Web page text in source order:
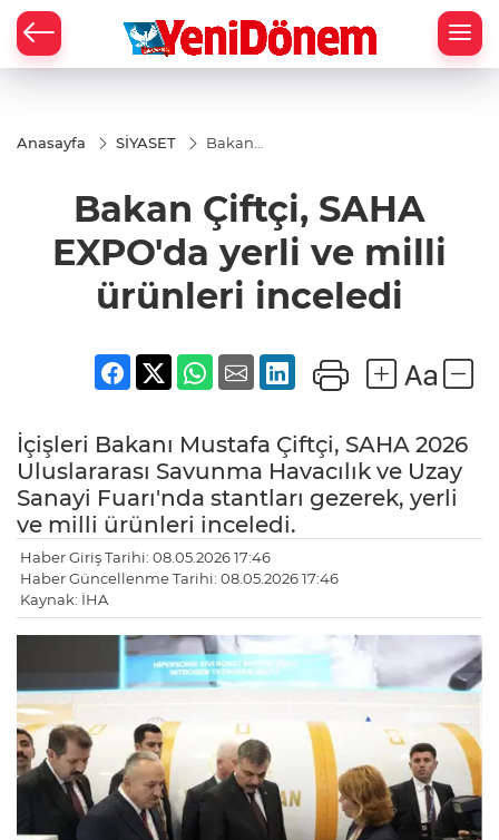
Anasayfa SİYASET
Bakan
EXPO'da
yerli ve
milli
ürünleri
inceledi
Bakan Çiftçi, SAHA
EXPO'da yerli ve milli
ürünleri inceledi
İçişleri Bakanı Mustafa Çiftçi, SAHA 2026
Uluslararası Savunma Havacılık ve Uzay
Sanayi Fuarı'nda stantları gezerek, yerli
ve milli ürünleri inceledi.
Haber Giriş Tarihi: 08.05.2026 17:46
Haber Güncellenme Tarihi: 08.05.2026 17:46
Kaynak: İHA